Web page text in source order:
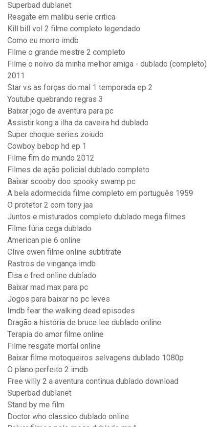
Superbad dublanet
Resgate em malibu serie critica
Kill bill vol 2 filme completo legendado
Como eu morro imdb
Filme o grande mestre 2 completo
Filme o noivo da minha melhor amiga - dublado (completo)
2011
Star vs as forças do mal 1 temporada ep 2
Youtube quebrando regras 3
Baixar jogo de aventura para pc
Assistir kong a ilha da caveira hd dublado
Super choque series zoiudo
Cowboy bebop hd ep 1
Filme fim do mundo 2012
Filmes de ação policial dublado completo
Baixar scooby doo spooky swamp pc
A bela adormecida filme completo em português 1959
O protetor 2 com tony jaa
Juntos e misturados completo dublado mega filmes
Filme fúria cega dublado
American pie 6 online
Clive owen filme online subtitrate
Rastros de vingança imdb
Elsa e fred online dublado
Baixar mad max para pc
Jogos para baixar no pc leves
Imdb fear the walking dead episodes
Dragão a história de bruce lee dublado online
Terapia do amor filme online
Filme resgate mortal online
Baixar filme motoqueiros selvagens dublado 1080p
O plano perfeito 2 imdb
Free willy 2 a aventura continua dublado download
Superbad dublanet
Stand by me film
Doctor who classico dublado online